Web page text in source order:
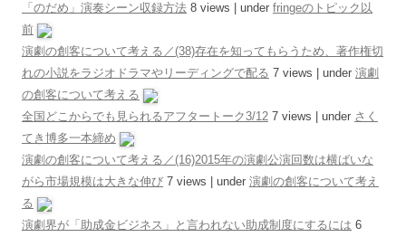
「のだめ」演奏シーン収録方法 8 views under fringeのトピック以
前
演劇の創客について考える／(38)存在を知ってもらうため、著作権切
れの小説をラジオドラマやリーディングで配る 7 views under 演劇
の創客について考える
全国どこからでも見られるアフタートーク3/12 7 views under さく
てき博多一本締め
演劇の創客について考える／(16)2015年の演劇公演回数は横ばいな
がら市場規模は大きな伸び 7 views under 演劇の創客について考え
る
演劇界が「助成金ビジネス」と言われない助成制度にするには 6